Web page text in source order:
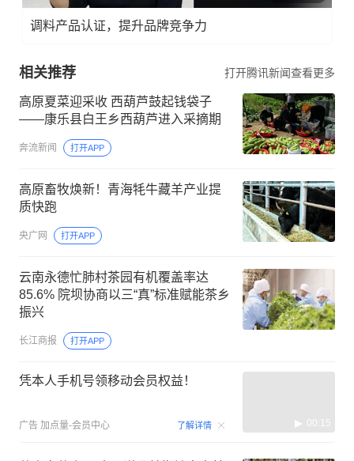
调料产品认证，提升品牌竞争力
相关推荐 打开腾讯新闻查看更多
高原夏菜迎采收 西葫芦鼓起钱袋子
——康乐县白王乡西葫芦进入采摘期
奔流新闻 打开APP
高原畜牧焕新！青海牦牛藏羊产业提
质快跑
央广网 打开APP
云南永德忙肺村茶园有机覆盖率达
85.6% 院坝协商以三“真”标准赋能茶乡
振兴
长江商报 打开APP
凭本人手机号领移动会员权益！
广告 加点量-会员中心 了解详情 00:15